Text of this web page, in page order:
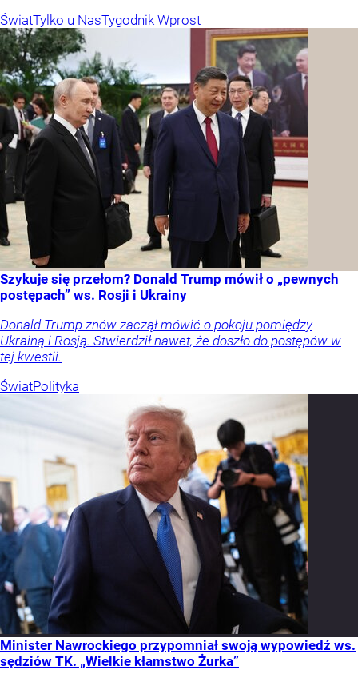
ŚwiatTylko u NasTygodnik Wprost
Szykuje się przełom? Donald Trump mówił o „pewnych
postępach” ws. Rosji i Ukrainy
Donald Trump znów zaczął mówić o pokoju pomiędzy
Ukrainą i Rosją. Stwierdził nawet, że doszło do postępów w
tej kwestii.
ŚwiatPolityka
Minister Nawrockiego przypomniał swoją wypowiedź ws.
sędziów TK. „Wielkie kłamstwo Żurka”